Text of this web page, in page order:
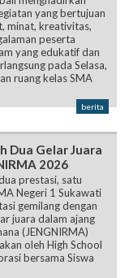
yang bertujuan
minat, kreativitas,
peserta
yang edukatif dan
pada Selasa,
ruang kelas SMA
berita
Dua Gelar Juara
2026
prestasi, satu
Negeri 1 Sukawati
gemilang dengan
juara dalam ajang
(JENGNIRMA)
oleh High School
bersama Siswa